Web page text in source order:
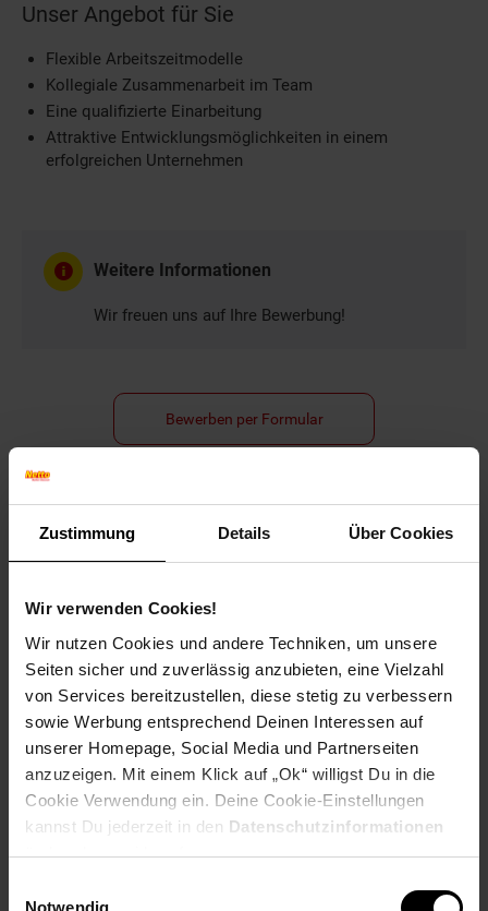
Zustimmung Details Über Cookies
Wir verwenden Cookies!
Wir nutzen Cookies und andere Techniken, um unsere
Seiten sicher und zuverlässig anzubieten, eine Vielzahl
von Services bereitzustellen, diese stetig zu verbessern
sowie Werbung entsprechend Deinen Interessen auf
unserer Homepage, Social Media und Partnerseiten
anzuzeigen. Mit einem Klick auf „Ok“ willigst Du in die
Cookie Verwendung ein. Deine Cookie-Einstellungen
kannst Du jederzeit in den Datenschutzinformationen
ändern bzw. widerrufen.
Notwendig
Unser Angebot für Sie
Flexible Arbeitszeitmodelle
Kollegiale Zusammenarbeit im Team
Eine qualifizierte Einarbeitung
Attraktive Entwicklungsmöglichkeiten in einem
erfolgreichen Unternehmen
Weitere Informationen
Wir freuen uns auf Ihre Bewerbung!
Bewerben per Formular
Folge uns auf Social Media!
Hinweis: Aus Gründen der leichteren Lesbarkeit verwenden
wir im Textverlauf die männliche Form der Anrede.
Selbstverständlich sind bei Netto Menschen jeder
Geschlechtsidentität willkommen.
Fußzeile